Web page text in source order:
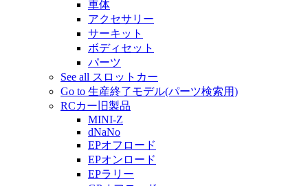
車体
アクセサリー
サーキット
ボディセット
パーツ
See all スロットカー
Go to 生産終了モデル(パーツ検索用)
RCカー旧製品
MINI-Z
dNaNo
EPオフロード
EPオンロード
EPラリー